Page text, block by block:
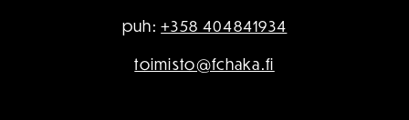
puh:+358 404841934
toimisto@fchaka.fi